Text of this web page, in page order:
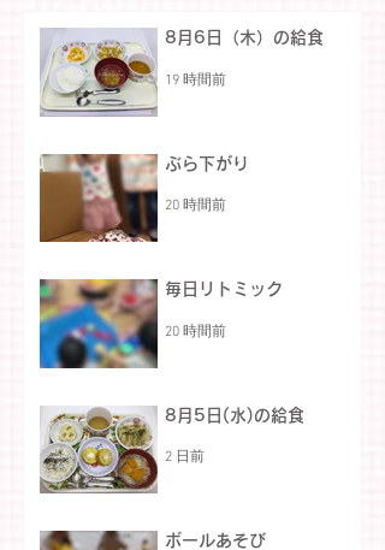
8月6日（木）の給食
19 時間前
ぶら下がり
20 時間前
毎日リトミック
20 時間前
8月5日(水)の給食
2 日前
ボールあそび